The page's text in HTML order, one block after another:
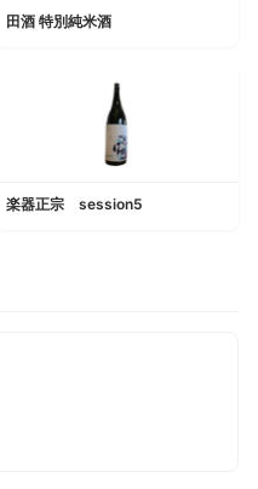
田酒 特別純米酒
楽器正宗 session5